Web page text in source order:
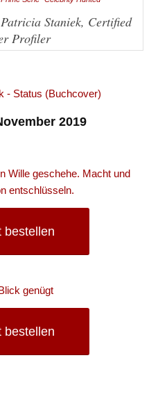
Staniek, Certified
Profiler
2019
bestellen
bestellen